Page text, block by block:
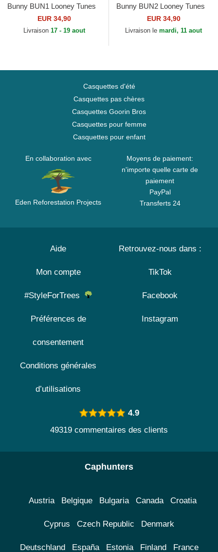
Bunny BUN1 Looney Tunes
EUR 34,90
Livraison 17 - 19 aout
Bunny BUN2 Looney Tunes
EUR 34,90
Livraison le mardi, 11 aout
Casquettes d'été
Casquettes pas chères
Casquettes Goorin Bros
Casquettes pour femme
Casquettes pour enfant
En collaboration avec
Eden Reforestation Projects
Moyens de paiement:
n'importe quelle carte de
paiement
PayPal
Transferts 24
Aide
Mon compte
#StyleForTrees
Préférences de
consentement
Conditions générales
d’utilisations
Retrouvez-nous dans :
TikTok
Facebook
Instagram
4.9
49319 commentaires des clients
Caphunters
Austria Belgique Bulgaria Canada Croatia
Cyprus Czech Republic Denmark
Deutschland España Estonia Finland France